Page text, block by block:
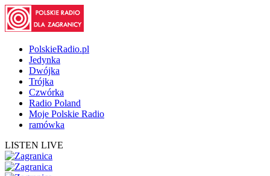
PolskieRadio.pl
Jedynka
Dwójka
Trójka
Czwórka
Radio Poland
Moje Polskie Radio
ramówka
LISTEN LIVE